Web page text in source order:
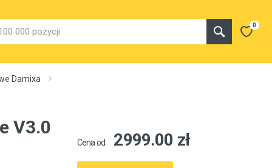
0
Damixa
V3.0
Cena od: 2999.00 zł